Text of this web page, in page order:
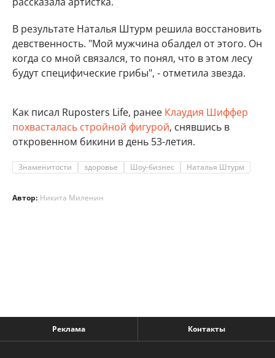
В результате Наталья Штурм решила восстановить
девственность. "Мой мужчина обалдел от этого. Он
когда со мной связался, то понял, что в этом лесу
будут специфические грибы", - отметила звезда.
Как писал Ruposters Life, ранее Клаудия Шиффер
похвасталась стройной фигурой, снявшись в
откровенном бикини в день 53-летия.
Знаменитости здоровье Шоу-бизнес Наталья Штурм
Автор: Никита Миленин
Реклама Контакты